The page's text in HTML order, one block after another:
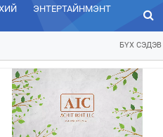
ЭНТЕРТАЙНМЭНТ ЗУРХАЙ
БҮХ СЭДЭВ